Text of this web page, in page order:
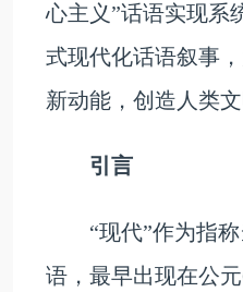
心主义”话语实现系
式现代化话语叙事
新动能，创造人类文
引言
“现代”作为指称
语，最早出现在公